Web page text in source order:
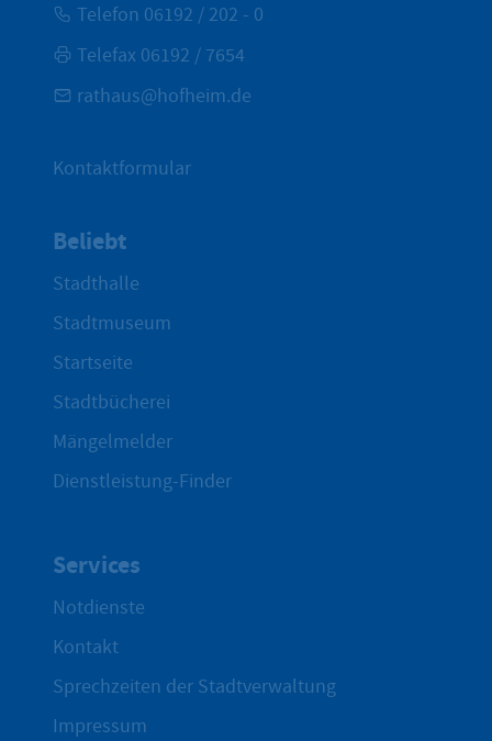
Telefon 06192 / 202 - 0
Telefax 06192 / 7654
rathaus@hofheim.de
Kontaktformular
Beliebt
Stadthalle
Stadtmuseum
Startseite
Stadtbücherei
Mängelmelder
Dienstleistung-Finder
Services
Notdienste
Kontakt
Sprechzeiten der Stadtverwaltung
Impressum